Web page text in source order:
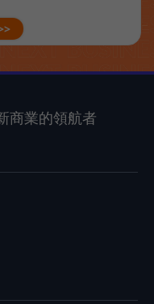
商業的領航者